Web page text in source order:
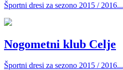
Športni dresi za sezono 2015 / 2016...
Nogometni klub Celje
Športni dresi za sezono 2015 / 2016...